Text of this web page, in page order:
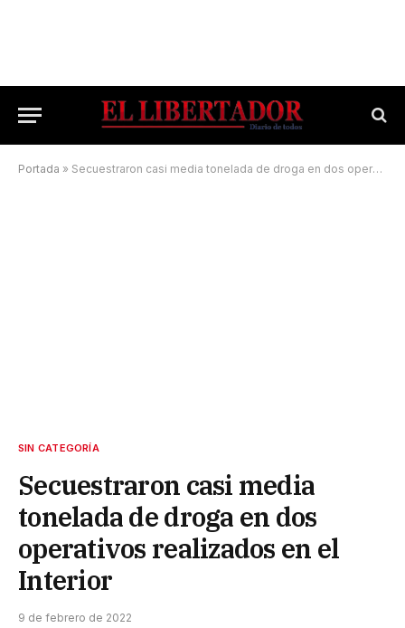
Portada » Secuestraron casi media tonelada de droga en dos operativos realizados en el Interior
SIN CATEGORÍA
Secuestraron casi media
tonelada de droga en dos
operativos realizados en el
Interior
9 de febrero de 2022